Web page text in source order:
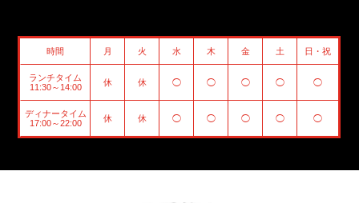
時間 月 火 水 木 金 土 日・祝
ランチタイム
11:30～14:00
休 休 ◯ ◯ ◯ ◯ ◯
ディナータイム
17:00～22:00
休 休 ◯ ◯ ◯ ◯ ◯